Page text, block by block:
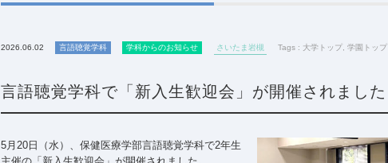
2026.06.02 言語聴覚学科 学科からのお知らせ さいたま岩槻 Tags : 大学トップ 学園トップ
言語聴覚学科で「新入生歓迎会」が開催されました
5月20日（水）、保健医療学部言語聴覚学科で2年生